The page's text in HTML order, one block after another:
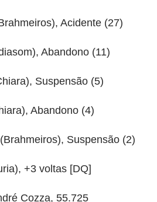
Acidente (27)
Abandono (11)
Suspensão (5)
Abandono (4)
Suspensão (2)
+3 voltas [DQ]
Cozza, 55.725